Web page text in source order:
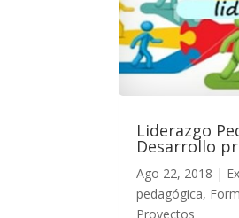
Liderazgo
Desarrollo
Ago 22, 2018 |
pedagógica,
Proyectos